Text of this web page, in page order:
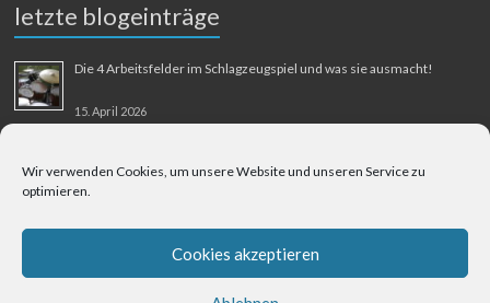
Wir verwenden Cookies, um unsere Website und unseren Service zu
optimieren.
Cookies akzeptieren
letzte blogeinträge
Die 4 Arbeitsfelder im Schlagzeugspiel und was sie ausmacht!
15. April 2026
31. August 2025
Berliner Flughafen Tegel – Berlin-Bangkok